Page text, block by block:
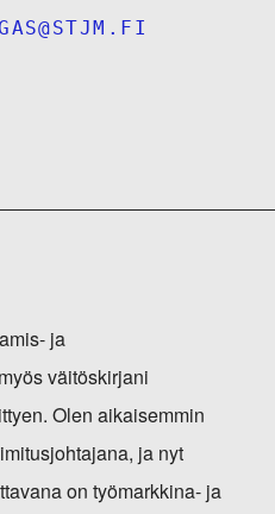
ja
väitöskirjani
Olen aikaisemmin
ja nyt
on työmarkkina- ja